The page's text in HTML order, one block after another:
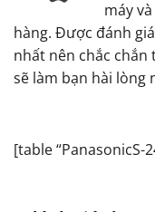
máy
hàng. Được đánh
nhất nên chắc chắn
sẽ làm bạn hài lòng
[table “PanasonicS-